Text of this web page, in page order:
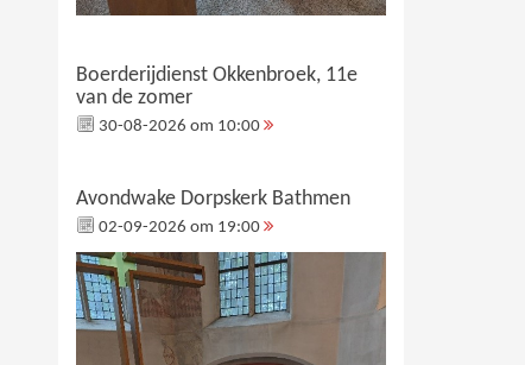
Boerderijdienst Okkenbroek, 11e
van de zomer
30-08-2026 om 10:00
Avondwake Dorpskerk Bathmen
02-09-2026 om 19:00